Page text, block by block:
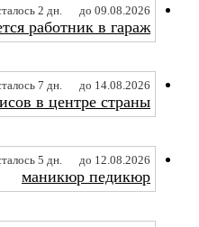
2 дн. до 09.08.2026
работник в гараж
7 дн. до 14.08.2026
в центре страны
5 дн. до 12.08.2026
маникюр педикюр